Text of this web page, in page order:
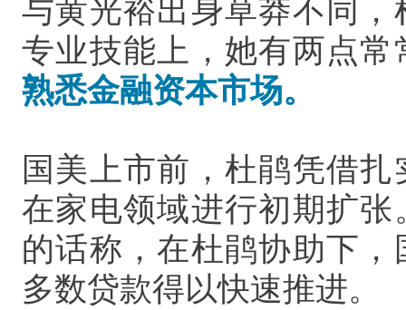
专业技能上，她有两点
熟悉金融资本市场。
国美上市前，杜鹃凭借
在家电领域进行初期扩
的话称，在杜鹃协助下
多数贷款得以快速推进。